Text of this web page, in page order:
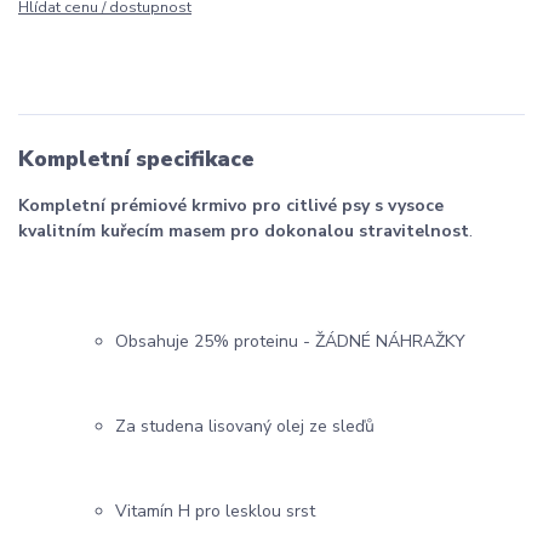
Hlídat cenu / dostupnost
Kompletní specifikace
Kompletní prémiové krmivo pro citlivé psy s vysoce
kvalitním kuřecím masem pro dokonalou stravitelnost.
Obsahuje 25% proteinu - ŽÁDNÉ NÁHRAŽKY
Za studena lisovaný olej ze sleďů
Vitamín H pro lesklou srst